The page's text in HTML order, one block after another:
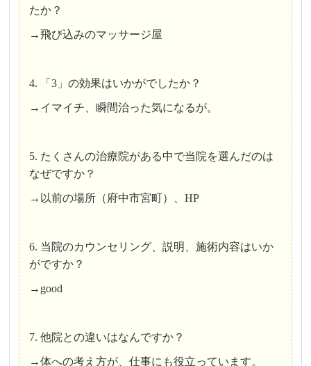
たか？
→飛び込みのマッサージ屋
4. 「3」の効果はいかがでしたか？
→イマイチ、瞬間治った気になるが。
5. たくさんの治療院がある中で当院を選んだのは
なぜですか？
→以前の場所（府中市宮町）、HP
6. 当院のカウンセリング、説明、施術内容はいか
がですか？
→good
7. 他院との違いはなんですか？
→体への考え方が、仕事にも役立っています。